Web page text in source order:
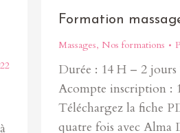
Formation
Massages, Nos formations
Durée : 14 H – 2
Acompte inscription :
Téléchargez la fiche
quatre fois avec Alma